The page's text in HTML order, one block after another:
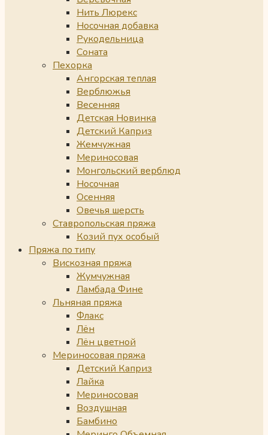
Нить Люрекс
Носочная добавка
Рукодельница
Соната
Пехорка
Ангорская теплая
Верблюжья
Весенняя
Детская Новинка
Детский Каприз
Жемчужная
Мериносовая
Монгольский верблюд
Носочная
Осенняя
Овечья шерсть
Ставропольская пряжа
Козий пух особый
Пряжа по типу
Вискозная пряжа
Жумчужная
Ламбада Фине
Льняная пряжа
Флакс
Лён
Лён цветной
Мериносовая пряжа
Детский Каприз
Лайка
Мериносовая
Воздушная
Бамбино